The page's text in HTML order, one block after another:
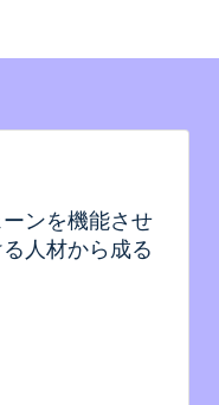
ンを機能させ
人材から成る